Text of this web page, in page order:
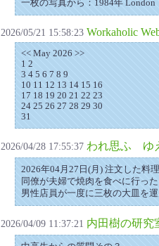
一枚の写真から：1984年 London
2026/05/21 15:58:23 Workaholic
<< May 2026 >>
1 2
3 4 5 6 7 8 9
10 11 12 13 14 15 16
17 18 19 20 21 22 23
24 25 26 27 28 29 30
31
2026/04/28 17:55:37 われ思ふ ゆ
2026年04月27日(月) 注文した料
同僚が夫婦で焼肉を食べに行った
男性店員が一度に三枚の大皿を
2026/04/09 11:37:21 内田樹の研究